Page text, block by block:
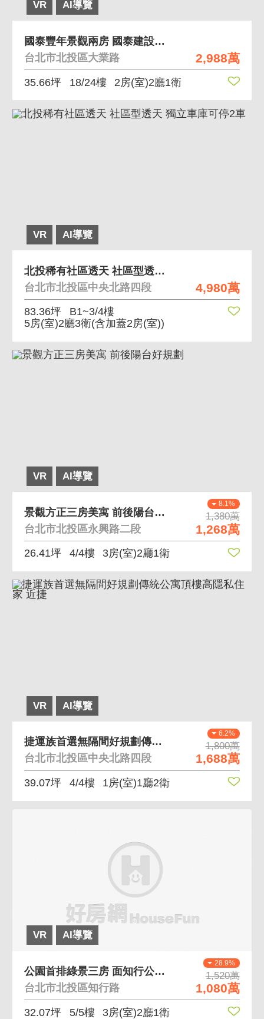
VR AI導覽
2,988萬
國泰豐年景觀兩房 國泰建設北投捷運站關渡平原景觀
台北市北投區大業路
35.66坪 18/24樓 2房(室)2廳1衛
VR AI導覽
4,980萬
北投稀有社區透天 社區型透天 獨立車庫可停2車
台北市北投區中央北路四段
83.36坪
B1~3/4樓
5房(室)2廳3衛(含加蓋2房(室))
VR AI導覽
8.1%
1,380萬
1,268萬
景觀方正三房美寓 前後陽台好規劃
台北市北投區永興路二段
26.41坪 4/4樓 3房(室)2廳1衛
VR AI導覽
6.2%
1,800萬
1,688萬
捷運族首選無隔間好規劃傳統公寓頂樓高隱私住家 近捷
台北市北投區中央北路四段
39.07坪 4/4樓 1房(室)1廳2衛
VR AI導覽
28.9%
1,520萬
1,080萬
公園首排綠景三房 面知行公園、生活機能佳
台北市北投區知行路
32.07坪 5/5樓 3房(室)2廳1衛